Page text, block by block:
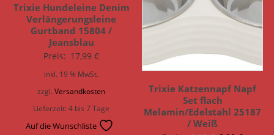
Trixie Hundeleine Denim
Verlängerungsleine
Gurtband 15804 /
Jeansblau
Preis: 17,99€
inkl. 19 % MwSt.
zzgl.Versandkosten
Lieferzeit:4 bis 7 Tage
Auf die Wunschliste
Trixie Katzennapf Napf
Set flach
Melamin/Edelstahl 25187
/ Weiß